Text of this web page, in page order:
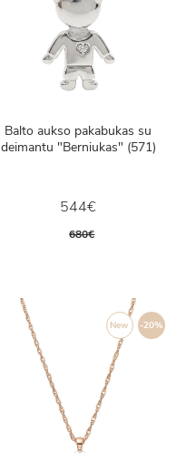
Balto aukso pakabukas su
deimantu "Berniukas" (571)
544€
680€
-20%
New